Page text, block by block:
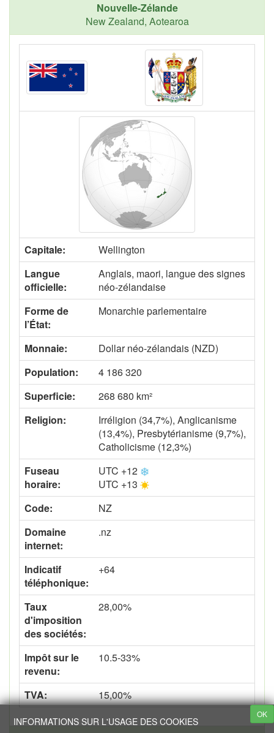
Nouvelle-Zélande
New Zealand, Aotearoa
Capitale:
Wellington
Langue
officielle:
Anglais, maori, langue des signes
néo-zélandaise
Forme de
l’État:
Monarchie parlementaire
Monnaie:
Dollar néo-zélandais (NZD)
Population:
4 186 320
Superficie:
268 680 km²
Religion:
Irréligion (34,7%), Anglicanisme
(13,4%), Presbytérianisme (9,7%),
Catholicisme (12,3%)
Fuseau
horaire:
UTC +12
UTC +13
Code:
NZ
Domaine
internet:
.nz
Indicatif
téléphonique:
+64
Taux
d'imposition
des sociétés:
28,00%
Impôt sur le
revenu:
10.5-33%
TVA: 15,00%
OK
INFORMATIONS SUR L'USAGE DES COOKIES